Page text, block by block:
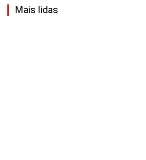
Mais lidas